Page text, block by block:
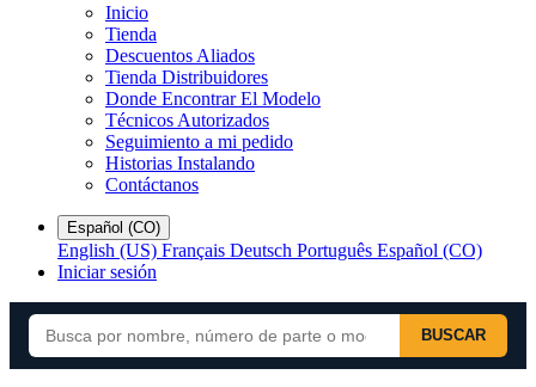
Inicio
Tienda
Descuentos Aliados
Tienda Distribuidores
Donde Encontrar El Modelo
Técnicos Autorizados
Seguimiento a mi pedido
Historias Instalando
Contáctanos
Español (CO)
English (US) Français Deutsch Português Español (CO)
Iniciar sesión
BUSCAR